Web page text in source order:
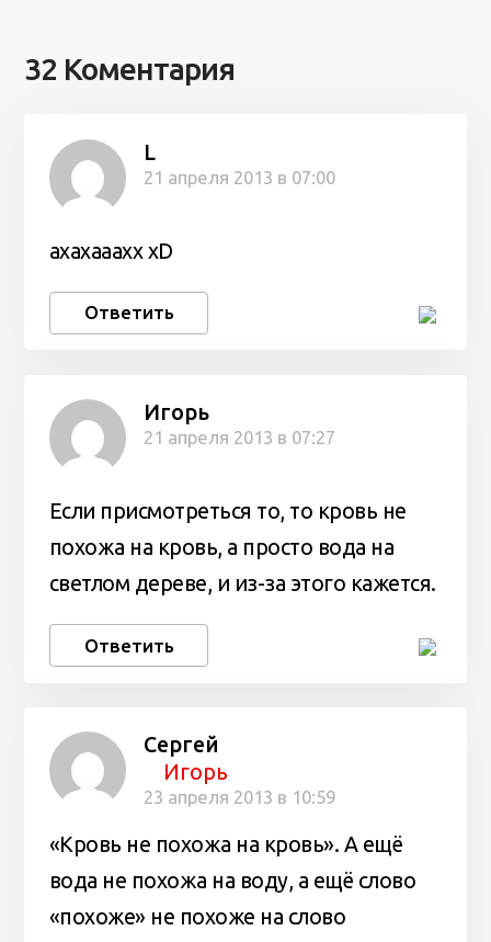
32 Коментария
L
21 апреля 2013 в 07:00
ахахааахх xD
Ответить
Игорь
21 апреля 2013 в 07:27
Если присмотреться то, то кровь не
похожа на кровь, а просто вода на
светлом дереве, и из-за этого кажется.
Ответить
Сергей
Игорь
23 апреля 2013 в 10:59
«Кровь не похожа на кровь». А ещё
вода не похожа на воду, а ещё слово
«похоже» не похоже на слово